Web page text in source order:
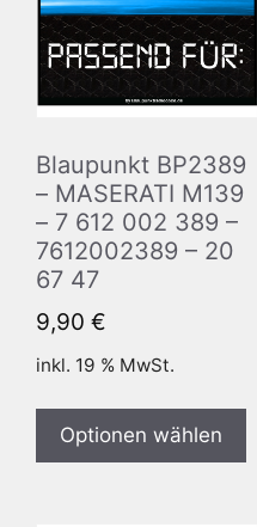
Blaupunkt BP2389
– MASERATI M139
– 7 612 002 389 –
7612002389 – 20
67 47
9,90 €
inkl. 19 % MwSt.
Optionen wählen